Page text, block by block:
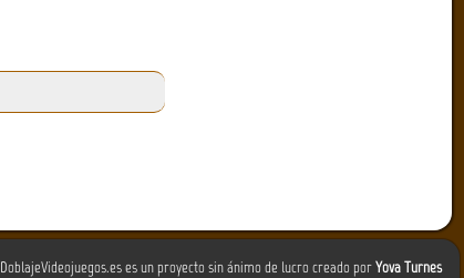
DoblajeVideojuegos.es es un proyecto sin ánimo de lucro creado porYova Turnes